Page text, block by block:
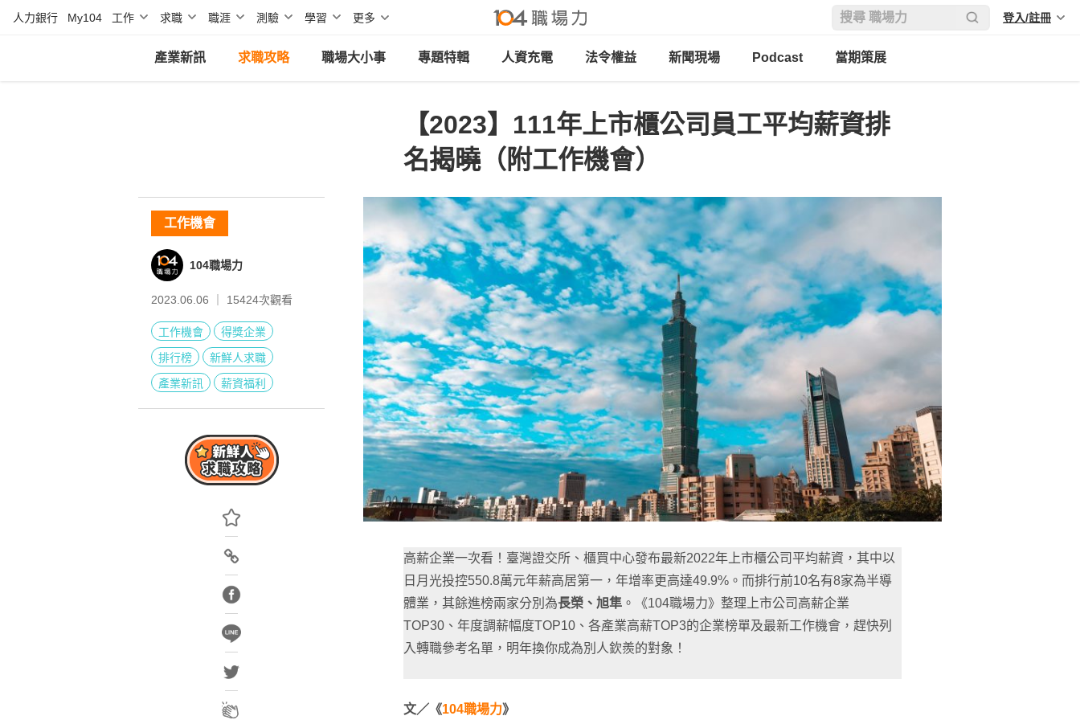
人力銀行 My104 工作 求職 職涯 測驗 學習 更多 登入/註冊
產業新訊 求職攻略 職場大小事 專題特輯 人資充電 法令權益 新聞現場 Podcast 當期策展
工作機會
104職場力
2023.06.06 ｜ 15424次觀看
工作機會
得獎企業
排行榜
新鮮人求職
產業新訊
薪資福利
【2023】111年上市櫃公司員工平均薪資排
名揭曉（附工作機會）
高薪企業一次看！臺灣證交所、櫃買中心發布最新2022年上市櫃公司平均薪資，其中以
日月光投控550.8萬元年薪高居第一，年增率更高達49.9%。而排行前10名有8家為半導
體業，其餘進榜兩家分別為長榮、旭隼 。《104職場力》整理上市公司高薪企業
TOP30、年度調薪幅度TOP10、各產業高薪TOP3的企業榜單及最新工作機會，趕快列
入轉職參考名單，明年換你成為別人欽羨的對象！
文／《104職場力》